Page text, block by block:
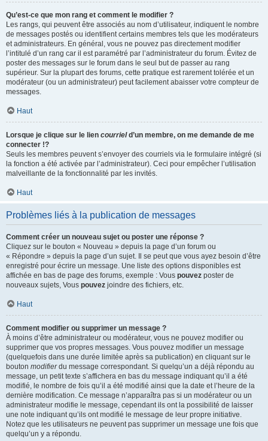
Qu’est-ce que mon rang et comment le modifier ?
Les rangs, qui peuvent être associés au nom d’utilisateur, indiquent le nombre
de messages postés ou identifient certains membres tels que les modérateurs
et administrateurs. En général, vous ne pouvez pas directement modifier
l’intitulé d’un rang car il est paramétré par l’administrateur du forum. Évitez de
poster des messages sur le forum dans le seul but de passer au rang
supérieur. Sur la plupart des forums, cette pratique est rarement tolérée et un
modérateur (ou un administrateur) peut facilement abaisser votre compteur de
messages.
Haut
Lorsque je clique sur le lien courrield’un membre, on me demande de me
connecter !?
Seuls les membres peuvent s’envoyer des courriels via le formulaire intégré (si
la fonction a été activée par l’administrateur). Ceci pour empêcher l’utilisation
malveillante de la fonctionnalité par les invités.
Haut
Problèmes liés à la publication de messages
Comment créer un nouveau sujet ou poster une réponse ?
Cliquez sur le bouton « Nouveau » depuis la page d’un forum ou
« Répondre » depuis la page d’un sujet. Il se peut que vous ayez besoin d’être
enregistré pour écrire un message. Une liste des options disponibles est
affichée en bas de page des forums, exemple : Vous pouvez poster de
nouveaux sujets, Vous pouvez joindre des fichiers, etc.
Haut
Comment modifier ou supprimer un message ?
À moins d’être administrateur ou modérateur, vous ne pouvez modifier ou
supprimer que vos propres messages. Vous pouvez modifier un message
(quelquefois dans une durée limitée après sa publication) en cliquant sur le
bouton modifierdu message correspondant. Si quelqu’un a déjà répondu au
message, un petit texte s’affichera en bas du message indiquant qu’il a été
modifié, le nombre de fois qu’il a été modifié ainsi que la date et l’heure de la
dernière modification. Ce message n’apparaîtra pas si un modérateur ou un
administrateur modifie le message, cependant ils ont la possibilité de laisser
une note indiquant qu’ils ont modifié le message de leur propre initiative.
Notez que les utilisateurs ne peuvent pas supprimer un message une fois que
quelqu’un y a répondu.